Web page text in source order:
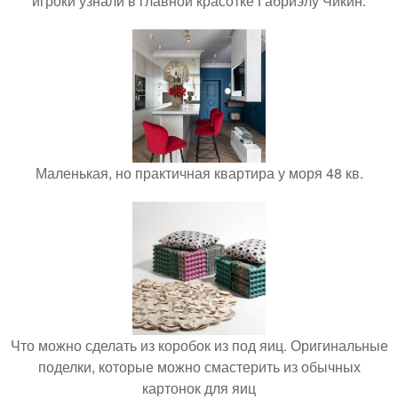
Маленькая, но практичная квартира у моря 48 кв.
Что можно сделать из коробок из под яиц. Оригинальные
поделки, которые можно смастерить из обычных
картонок для яиц